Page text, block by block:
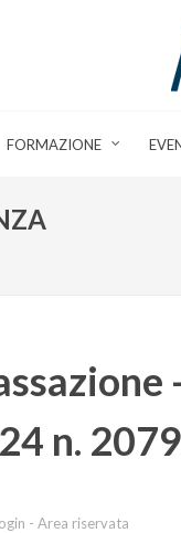
FORMAZIONE
n.
- Area riservata